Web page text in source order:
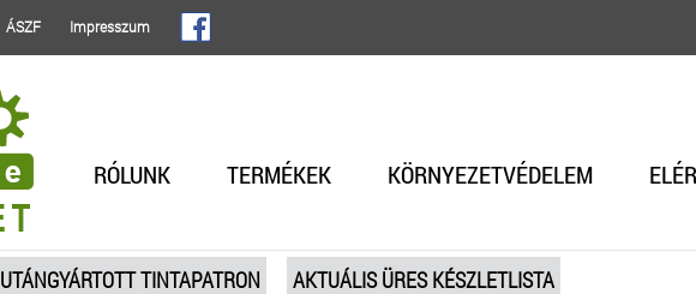
ÁSZF Impresszum
RÓLUNK TERMÉKEK KÖRNYEZETVÉDELEM
UTÁNGYÁRTOTT TINTAPATRON AKTUÁLIS ÜRES KÉSZLETLISTA